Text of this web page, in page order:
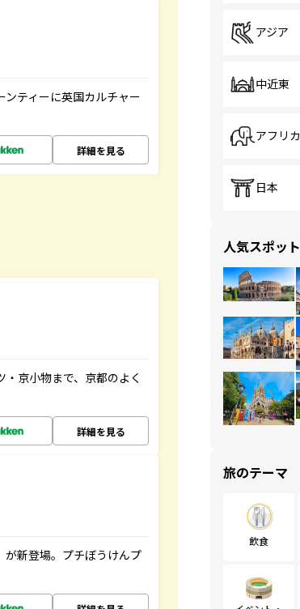
ンティーに英国カルチャー
詳細を見る
京小物まで、京都のよく
詳細を見る
が新登場。プチぼうけんプ
アジア
中近東
アフリカ
日本
人気スポット
旅のテーマ
飲食